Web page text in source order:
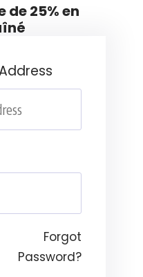
de 25% en
Forgot
Password?